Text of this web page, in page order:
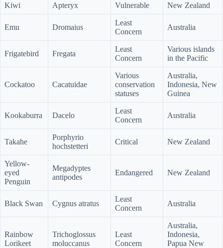
Kiwi Apteryx Vulnerable New Zealand
Emu Dromaius
Least
Concern
Australia
Frigatebird Fregata
Least
Concern
Various islands
in the Pacific
Cockatoo Cacatuidae
Various
conservation
statuses
Australia,
Indonesia, New
Guinea
Kookaburra Dacelo
Least
Concern
Australia
Takahe
Porphyrio
hochstetteri
Critical New Zealand
Yellow-
eyed
Penguin
Megadyptes
antipodes
Endangered New Zealand
Black Swan Cygnus atratus
Least
Concern
Australia
Rainbow
Lorikeet
Trichoglossus
moluccanus
Least
Concern
Australia,
Indonesia,
Papua New